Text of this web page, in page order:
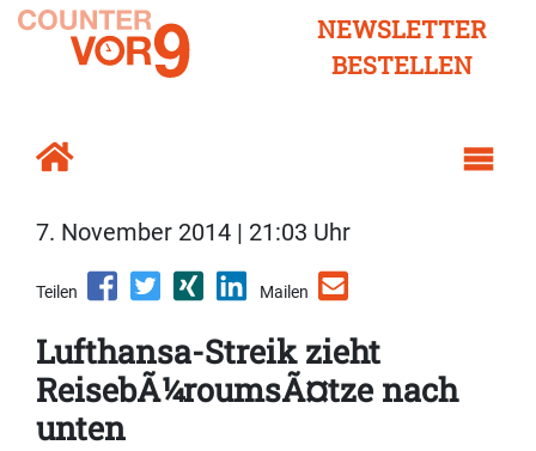
NEWSLETTER
BESTELLEN
7. November 2014 | 21:03 Uhr
Teilen Mailen
Lufthansa-Streik zieht
ReisebÃ¼roumsÃ¤tze nach
unten